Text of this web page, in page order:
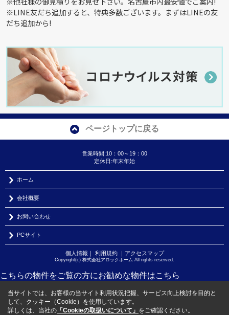
※LINE友だち追加すると、特典多数ございます。まずはLINEの友
だち追加から!
ページトップに戻る
営業時間:10：00～19：00
定休日:年末年始
ホーム
会社概要
お問い合わせ
PCサイト
個人情報 ｜ 利用規約｜ アクセスマップ
Copyright(c) 株式会社アロックホーム All rights reserved.
こちらの物件をご覧の方にお勧めな物件はこちら
当サイトでは、お客様の当サイト利用状況把握、サービス向上検討を目的と
して、クッキー（Cookie）を使用しています。
詳しくは、当社の 「Cookieの取扱いについて」 をご確認ください。